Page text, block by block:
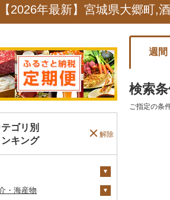
【2026年最新】宮城県大郷町,
テゴリ別
ンキング
解除
牛肉（精肉）
・海産物
週間
検索条
ご指定の条